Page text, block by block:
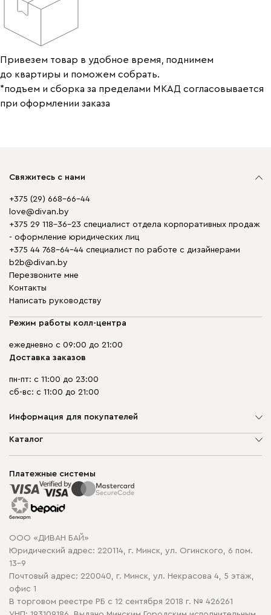
Привезем товар в удобное время, поднимем
до квартиры и поможем собрать.
*подъем и сборка за пределами МКАД согласовывается
при оформлении заказа
Свяжитесь с нами
+375 (29) 668-66-44
love@divan.by
+375 29 118-36-23 специалист отдела корпоративных продаж
- оформление юридических лиц
+375 44 768-64-44 специалист по работе с дизайнерами
b2b@divan.by
Перезвоните мне
Контакты
Написать руководству
Режим работы колл-центра
ежедневно с 09:00 до 21:00
Доставка заказов
пн-пт: с 11:00 до 23:00
сб-вс: с 11:00 до 21:00
Информация для покупателей
О компании
Способы оплаты
Рассрочка и кредит
Гарантия
Карта сайта
Политика конфиденциальности
Политика в отношении обработки cookie
Каталог
Корпусная мебель
Распродажа мебели
Платежные системы
ООО «ДИВАН БАЙ»
Юридический адрес: 220114, г. Минск, ул. Огинского, 6 пом.
13-9
Почтовый адрес: 220040, г. Минск, ул. Некрасова 4, 5 этаж,
офис 1
В торговом реестре РБ с 12 сентября 2018 г. № 426261